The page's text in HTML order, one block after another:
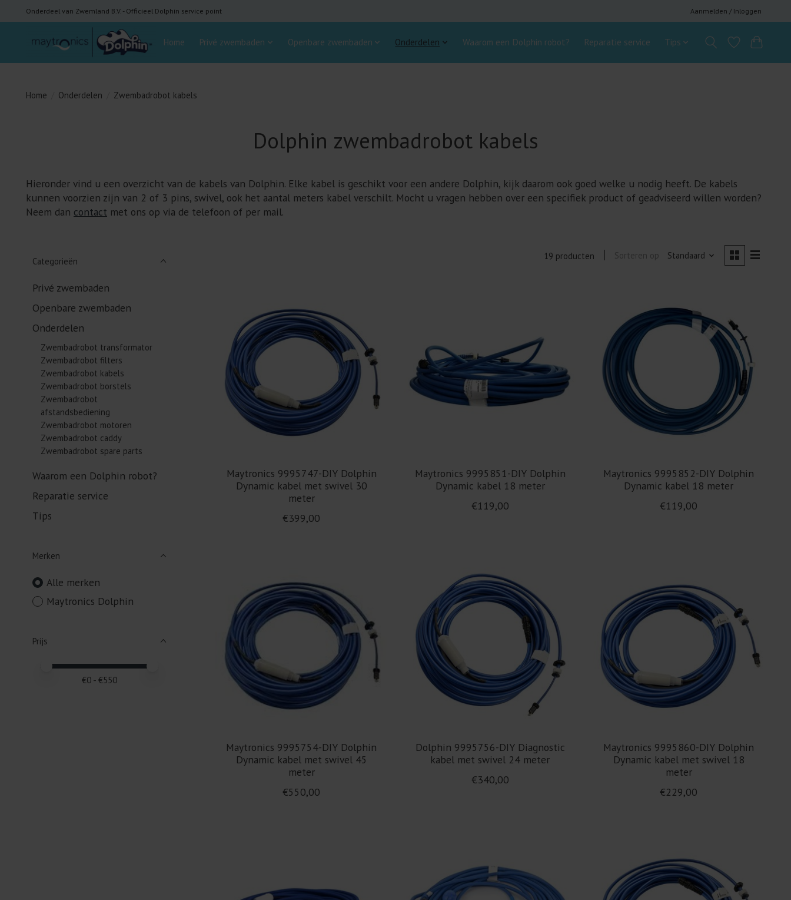
Onderdeel van Zwemland B.V. - Officieel Dolphin service point Aanmelden / Inloggen
Home Privé zwembaden Openbare zwembaden Onderdelen Waarom een Dolphin robot? Reparatie service Tips
Home Onderdelen Zwembadrobot kabels
Dolphin zwembadrobot kabels
Hieronder vind u een overzicht van de kabels van Dolphin. Elke kabel is geschikt voor een andere Dolphin, kijk daarom ook goed welke u nodig heeft. De kabels
kunnen voorzien zijn van 2 of 3 pins, swivel, ook het aantal meters kabel verschilt. Mocht u vragen hebben over een specifiek product of geadviseerd willen worden?
Neem dan contact met ons op via de telefoon of per mail.
Categorieën
Privé zwembaden
Openbare zwembaden
Onderdelen
Zwembadrobot transformator
Zwembadrobot filters
Zwembadrobot kabels
Zwembadrobot borstels
Zwembadrobot
afstandsbediening
Zwembadrobot motoren
Zwembadrobot caddy
Zwembadrobot spare parts
Waarom een Dolphin robot?
Reparatie service
Tips
Merken
Alle merken
Maytronics Dolphin
Prijs
Minimale prijswaarde
Price maximum value
€0 - €550
19 producten Sorteren op Standaard
Maytronics 9995747-DIY Dolphin
Dynamic kabel met swivel 30
meter
€399,00
Maytronics 9995851-DIY Dolphin
Dynamic kabel 18 meter
€119,00
Maytronics 9995852-DIY Dolphin
Dynamic kabel 18 meter
€119,00
Maytronics 9995754-DIY Dolphin
Dynamic kabel met swivel 45
meter
€550,00
Dolphin 9995756-DIY Diagnostic
kabel met swivel 24 meter
€340,00
Maytronics 9995860-DIY Dolphin
Dynamic kabel met swivel 18
meter
€229,00